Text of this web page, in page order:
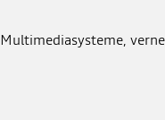
Multimediasysteme,